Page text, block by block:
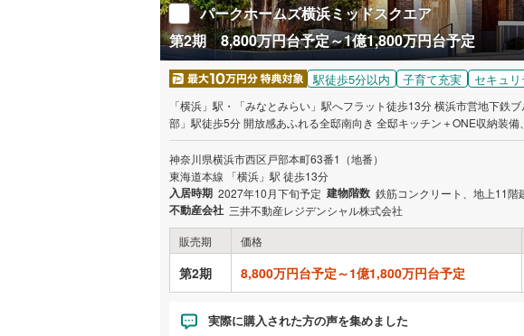
パークホームズ横浜ミッドスクエア
第2期 8,800万円台予定～1億1,800万円台予定
駅徒歩5分以内 子育て充実 セキュ
「横浜」駅・「みなとみらい」駅へフラット徒歩13分 横浜市営地下鉄
部」駅徒歩5分 開放感あふれる全邸南向き 全邸キッチン＋ONE収納装備、戸別宅配ボ
※まず資料請求ボタンより、エントリーをお願い致します。スケジュー
神奈川県横浜市西区戸部本町63番1（地番）
東海道本線 「横浜」駅 徒歩13分
入居時期 2027年10月下旬予定 建物階数 鉄筋コンクリート、地上11階
不動産会社 三井不動産レジデンシャル株式会社
販売期
価格
第2期 8,800万円台予定～1億1,800万円台予定
実際に購入された方の声を集めました